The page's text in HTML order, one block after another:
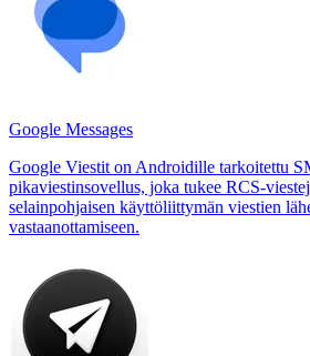
Google Messages
Google Viestit on Androidille tarkoitettu
pikaviestinsovellus, joka tukee RCS-
selainpohjaisen käyttöliittymän viestien
vastaanottamiseen.